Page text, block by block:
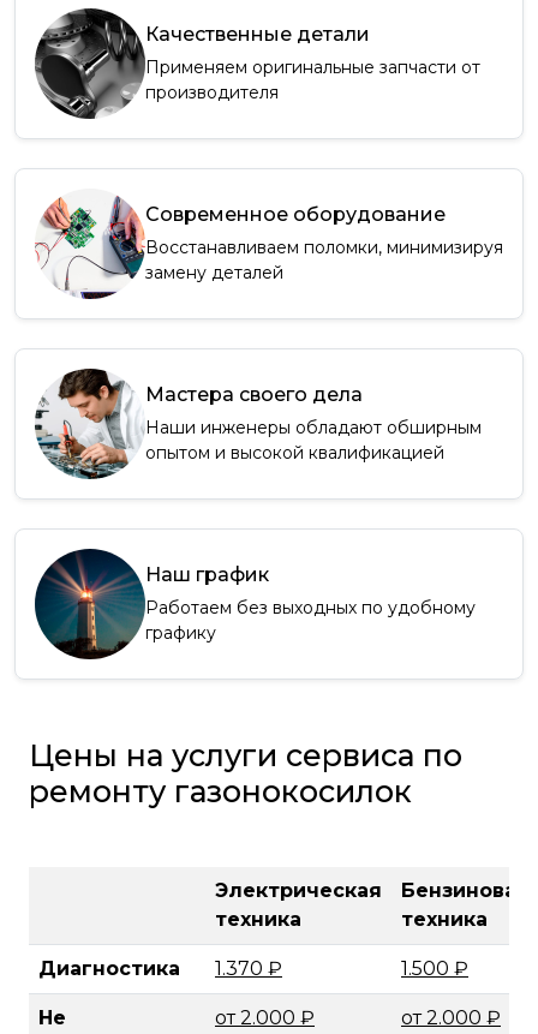
Качественные детали
Применяем оригинальные запчасти от
производителя
Современное оборудование
Восстанавливаем поломки, минимизируя
замену деталей
Мастера своего дела
Наши инженеры обладают обширным
опытом и высокой квалификацией
Наш график
Работаем без выходных по удобному
графику
Цены на услуги сервиса по
ремонту газонокосилок
Электрическая
техника
Бензиновая
техника
Диагностика 1.370 ₽ 1.500 ₽
Не
от 2.000 ₽ от 2.000 ₽